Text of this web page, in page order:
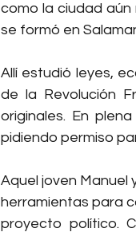
como la ciudad
se formó en
Allí estudió leyes,
de la Revolución
originales. En
pidiendo permiso
Aquel joven Manuel
herramientas para
proyecto político.